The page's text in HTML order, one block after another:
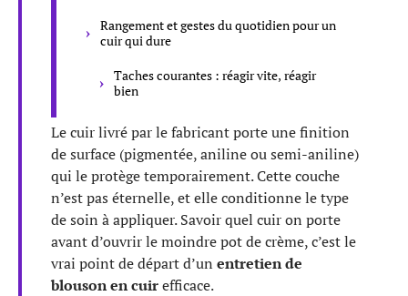
Rangement et gestes du quotidien pour un
cuir qui dure
Taches courantes : réagir vite, réagir
bien
Le cuir livré par le fabricant porte une finition
de surface (pigmentée, aniline ou semi-aniline)
qui le protège temporairement. Cette couche
n’est pas éternelle, et elle conditionne le type
de soin à appliquer. Savoir quel cuir on porte
avant d’ouvrir le moindre pot de crème, c’est le
vrai point de départ d’un entretien de
blouson en cuirefficace.